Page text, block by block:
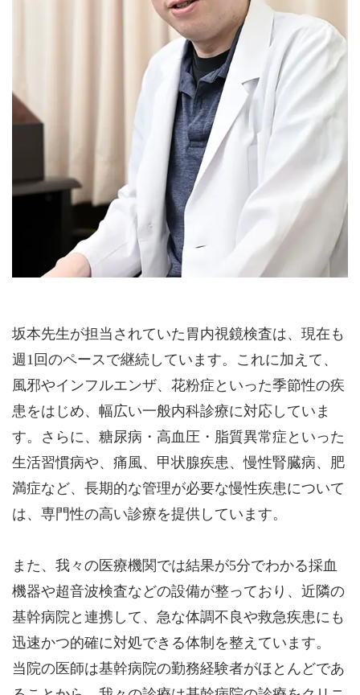
初診受付
坂本先生が担当されていた胃内視鏡検査は、現在も
週1回のペースで継続しています。これに加えて、
風邪やインフルエンザ、花粉症といった季節性の疾
患をはじめ、幅広い一般内科診療に対応していま
す。さらに、糖尿病・高血圧・脂質異常症といった
生活習慣病や、痛風、甲状腺疾患、慢性腎臓病、肥
満症など、長期的な管理が必要な慢性疾患について
は、専門性の高い診療を提供しています。
また、我々の医療機関では結果が5分でわかる採血
機器や超音波検査などの設備が整っており、近隣の
基幹病院と連携して、急な体調不良や救急疾患にも
迅速かつ的確に対処できる体制を整えています。
当院の医師は基幹病院の勤務経験者がほとんどであ